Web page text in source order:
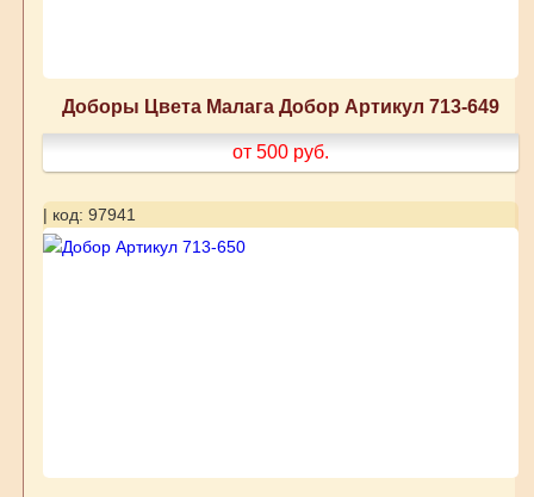
Доборы Цвета Малага Добор Артикул 713-649
от 500 руб.
| код: 97941